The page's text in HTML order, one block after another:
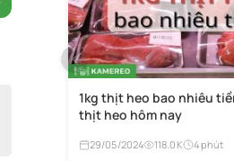
1kg thịt heo bao nhiêu
thịt heo hôm nay
29/05/2024 118.0K 4 phút